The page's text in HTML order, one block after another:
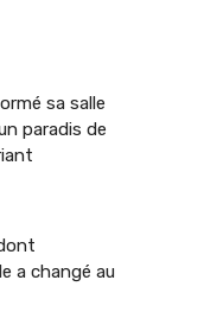
sa salle
paradis de
a changé au